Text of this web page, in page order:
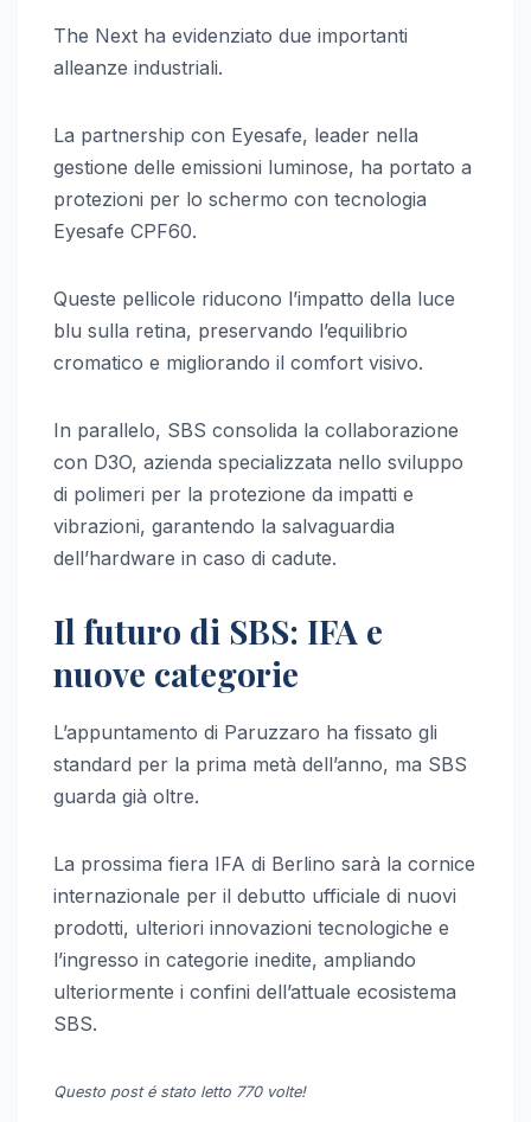
The Next ha evidenziato due importanti
alleanze industriali.
La partnership con Eyesafe, leader nella
gestione delle emissioni luminose, ha portato a
protezioni per lo schermo con tecnologia
Eyesafe CPF60.
Queste pellicole riducono l’impatto della luce
blu sulla retina, preservando l’equilibrio
cromatico e migliorando il comfort visivo.
In parallelo, SBS consolida la collaborazione
con D3O, azienda specializzata nello sviluppo
di polimeri per la protezione da impatti e
vibrazioni, garantendo la salvaguardia
dell’hardware in caso di cadute.
Il futuro di SBS: IFA e
nuove categorie
L’appuntamento di Paruzzaro ha fissato gli
standard per la prima metà dell’anno, ma SBS
guarda già oltre.
La prossima fiera IFA di Berlino sarà la cornice
internazionale per il debutto ufficiale di nuovi
prodotti, ulteriori innovazioni tecnologiche e
l’ingresso in categorie inedite, ampliando
ulteriormente i confini dell’attuale ecosistema
SBS.
Questo post é stato letto 770 volte!